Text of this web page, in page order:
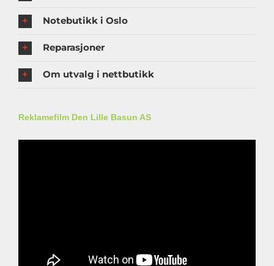
Notebutikk i Oslo
Reparasjoner
Om utvalg i nettbutikk
Reklamefilm Den Lille Basun AS